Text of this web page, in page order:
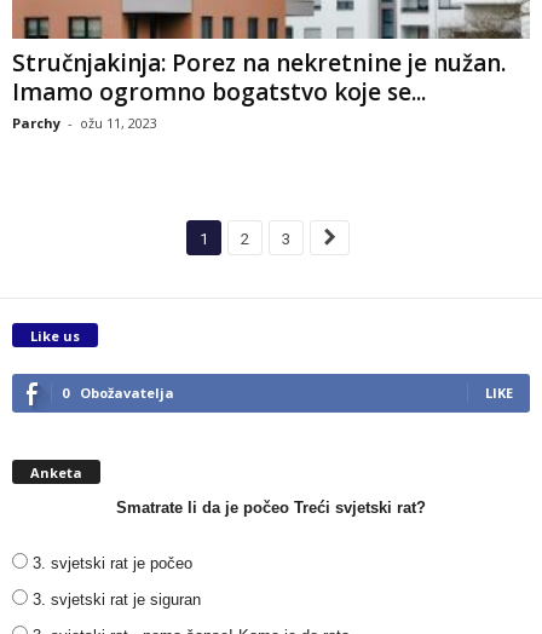
Stručnjakinja: Porez na nekretnine je nužan.
Imamo ogromno bogatstvo koje se...
Parchy - ožu 11, 2023
1 2 3
Like us
0 Obožavatelja LIKE
Anketa
Smatrate li da je počeo Treći svjetski rat?
3. svjetski rat je počeo
3. svjetski rat je siguran